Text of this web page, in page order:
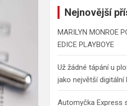
Nejnovější
MARILYN MONROE
EDICE PLAYBOYE
Už žádné tápání u
jako největší digitální
Automyčka Express